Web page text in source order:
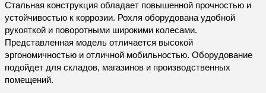
Стальная конструкция обладает повышенной прочностью и
устойчивостью к коррозии. Рохля оборудована удобной
рукояткой и поворотными широкими колесами.
Представленная модель отличается высокой
эргономичностью и отличной мобильностью. Оборудование
подойдет для складов, магазинов и производственных
помещений.